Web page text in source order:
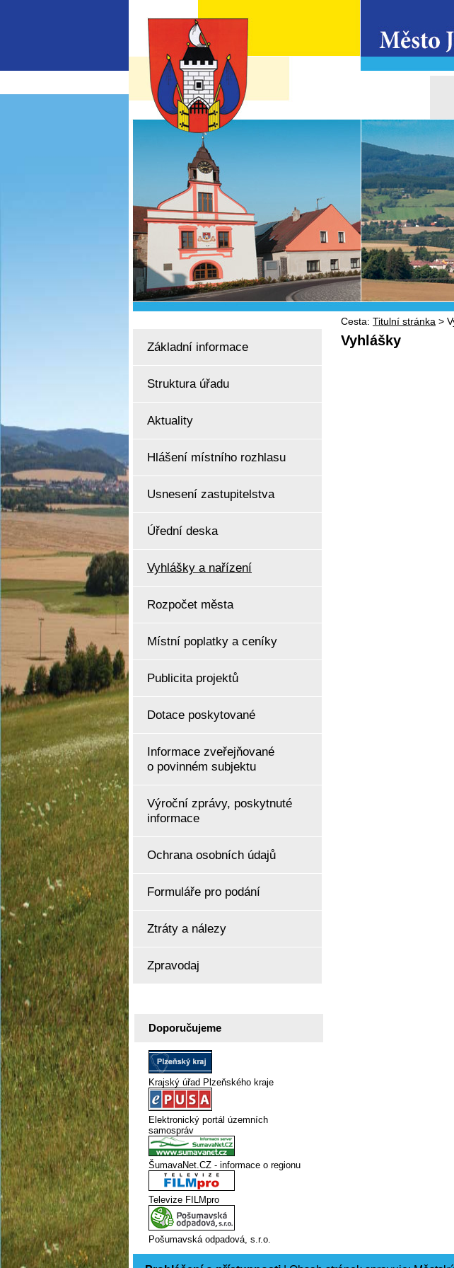
Cesta: Titulní stránka >
Základní informace
Struktura úřadu
Aktuality
Hlášení místního rozhlasu
Usnesení zastupitelstva
Úřední deska
Vyhlášky a nařízení
Rozpočet města
Místní poplatky a ceníky
Publicita projektů
Dotace poskytované
Informace zveřejňované
o povinném subjektu
Výroční zprávy, poskytnuté
informace
Ochrana osobních údajů
Formuláře pro podání
Ztráty a nálezy
Zpravodaj
Doporučujeme
Krajský úřad Plzeňského kraje
Elektronický portál územních
samospráv
ŠumavaNet.CZ - informace o regionu
Televize FILMpro
Pošumavská odpadová, s.r.o.
Vyhlášky